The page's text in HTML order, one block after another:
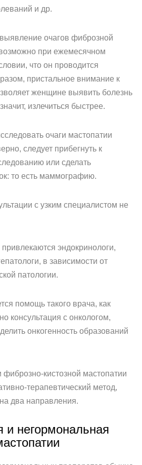
и др.
очагов фиброзной
при ежемесячном
что он проводится
пристальное внимание к
женщине выявить болезнь
излечиться быстрее.
очаги мастопатии
следует прибегнуть к
или сделать
то есть маммографию.
с узким специалистом не
эндокринологи,
в зависимости от
патологии.
помощь такого врача, как
консультация с онкологом,
онкогенность образований
кистозной мастопатии
терапевтический метод,
два направления.
и негормональная